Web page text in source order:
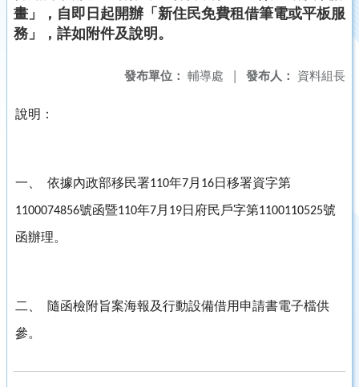
畫」，自即日起開辦「新住民免費租借筆電或平板服
務」，詳如附件及說明。
發布人： 資料組長
發布單位： 輔導處 |
說明：
一、 依據內政部移民署110年7月 16日移署資字第
1100074856號函暨110年7月 19日府民戶字第1100110525號
函辦理。
二、
隨函檢附旨案海報及行動設備借用申請書電子檔供
參。